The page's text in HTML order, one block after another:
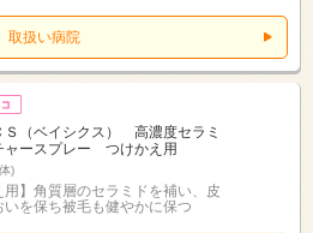
取扱い病院
Ｓ（ベイシクス） 高濃度セラミ
ャースプレー つけかえ用
)
用】角質層のセラミドを補い、皮
いを保ち被毛も健やかに保つ